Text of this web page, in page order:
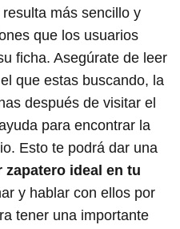
más sencillo y
que los usuarios
ficha. Asegúrate de leer
que estas buscando, la
después de visitar el
para encontrar la
Esto te podrá dar una
zapatero ideal en tu
y hablar con ellos por
tener una importante